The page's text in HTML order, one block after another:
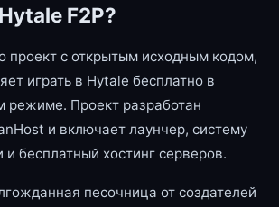
F2P?
проект с открытым исходным кодом,
играть в Hytale бесплатно в
режиме. Проект разработан
и включает лаунчер, систему
и бесплатный хостинг серверов.
песочница от создателей